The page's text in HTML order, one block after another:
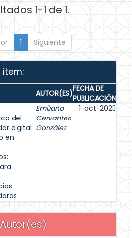
1-1 de 1.
1 Siguiente
ítem:
AUTOR(ES)FECHA DE
PUBLICACIÓN
del
digital
en
Emiliano
Cervantes
González
1-oct-2023
Autor(es)